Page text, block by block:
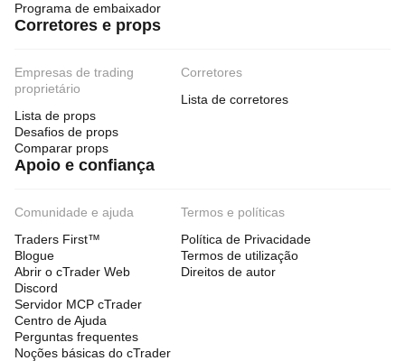
Programa de embaixador
Corretores e props
Empresas de trading
proprietário
Lista de props
Desafios de props
Comparar props
Corretores
Lista de corretores
Apoio e confiança
Comunidade e ajuda
Traders First™
Blogue
Abrir o cTrader Web
Discord
Servidor MCP cTrader
Centro de Ajuda
Perguntas frequentes
Noções básicas do cTrader
Termos e políticas
Política de Privacidade
Termos de utilização
Direitos de autor